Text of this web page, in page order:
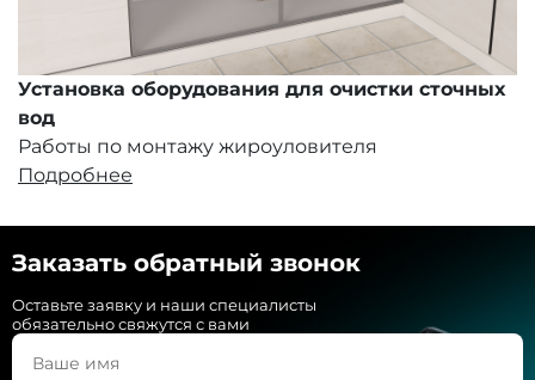
Установка оборудования для очистки сточных
вод
Работы по монтажу жироуловителя
Подробнее
Заказать обратный звонок
Оставьте заявку и наши специалисты
обязательно свяжутся с вами